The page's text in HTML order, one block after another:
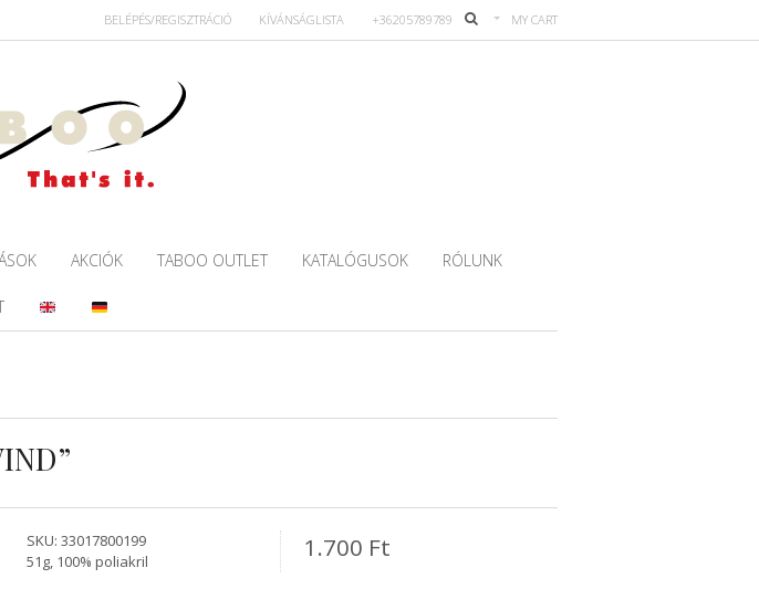
MY CART
BELÉPÉS/REGISZTRÁCIÓ KÍVÁNSÁGLISTA +36205789789
AKCIÓK TABOO OUTLET KATALÓGUSOK RÓLUNK
SKU: 33017800199
51g, 100% poliakril
1.700 Ft